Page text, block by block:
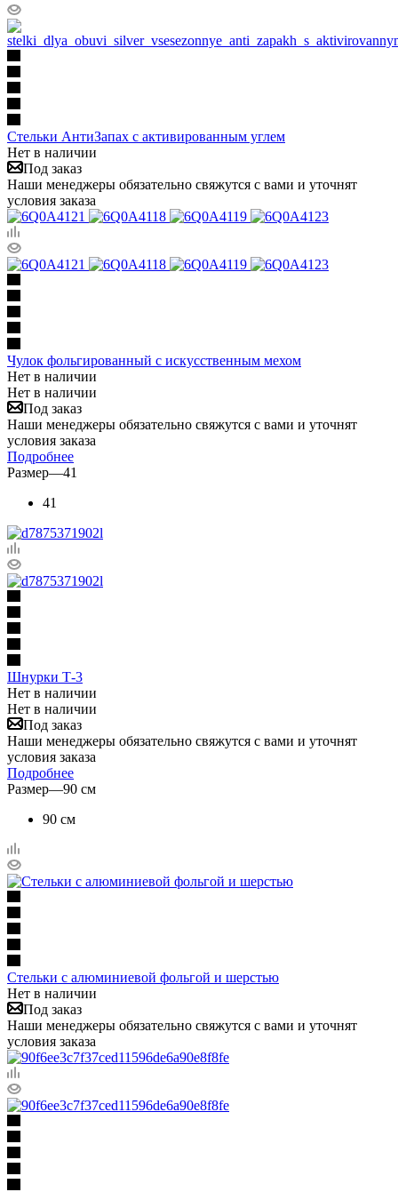
Стельки АнтиЗапах с активированным углем
Нет в наличии
Под заказ
Наши менеджеры обязательно свяжутся с вами и уточнят
условия заказа
Чулок фольгированный с искусственным мехом
Нет в наличии
Нет в наличии
Под заказ
Наши менеджеры обязательно свяжутся с вами и уточнят
условия заказа
Подробнее
Размер—41
41
Шнурки Т-3
Нет в наличии
Нет в наличии
Под заказ
Наши менеджеры обязательно свяжутся с вами и уточнят
условия заказа
Подробнее
Размер—90 см
90 см
Стельки с алюминиевой фольгой и шерстью
Нет в наличии
Под заказ
Наши менеджеры обязательно свяжутся с вами и уточнят
условия заказа